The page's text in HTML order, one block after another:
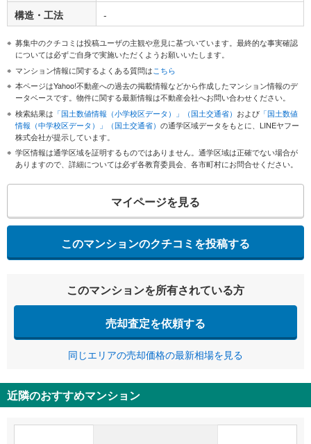
構造・工法
-
募集中のクチコミは投稿ユーザの主観や意見に基づいています。最終的な事実確認
については必ずご自身で実施いただくようお願いいたします。
マンション情報に関するよくある質問はこちら
本ページはYahoo!不動産への過去の掲載情報などから作成したマンション情報のデ
ータベースです。物件に関する最新情報は不動産会社へお問い合わせください。
検索結果は 「国土数値情報（小学校区データ）」（国土交通省） および 「国土数値
情報（中学校区データ）」（国土交通省） の通学区域データをもとに、LINEヤフー
株式会社が提示しています。
学区情報は通学区域を証明するものではありません。通学区域は正確でない場合が
ありますので、詳細については必ず各教育委員会、各市町村にお問合せください。
マイページを見る
このマンションのクチコミを投稿する
このマンションを所有されている方
売却査定を依頼する
同じエリアの売却価格の最新相場を見る
近隣のおすすめマンション